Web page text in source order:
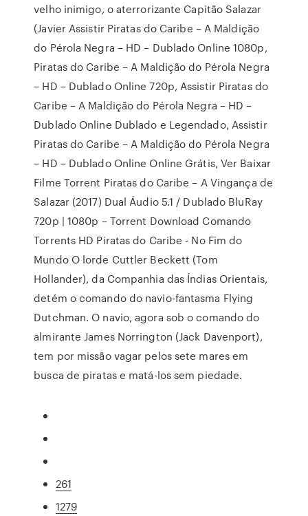
velho inimigo, o aterrorizante Capitão Salazar
(Javier Assistir Piratas do Caribe – A Maldição
do Pérola Negra – HD – Dublado Online 1080p,
Piratas do Caribe – A Maldição do Pérola Negra
– HD – Dublado Online 720p, Assistir Piratas do
Caribe – A Maldição do Pérola Negra – HD –
Dublado Online Dublado e Legendado, Assistir
Piratas do Caribe – A Maldição do Pérola Negra
– HD – Dublado Online Online Grátis, Ver Baixar
Filme Torrent Piratas do Caribe – A Vingança de
Salazar (2017) Dual Áudio 5.1 / Dublado BluRay
720p | 1080p – Torrent Download Comando
Torrents HD Piratas do Caribe - No Fim do
Mundo O lorde Cuttler Beckett (Tom
Hollander), da Companhia das Índias Orientais,
detém o comando do navio-fantasma Flying
Dutchman. O navio, agora sob o comando do
almirante James Norrington (Jack Davenport),
tem por missão vagar pelos sete mares em
busca de piratas e matá-los sem piedade.
261
1279